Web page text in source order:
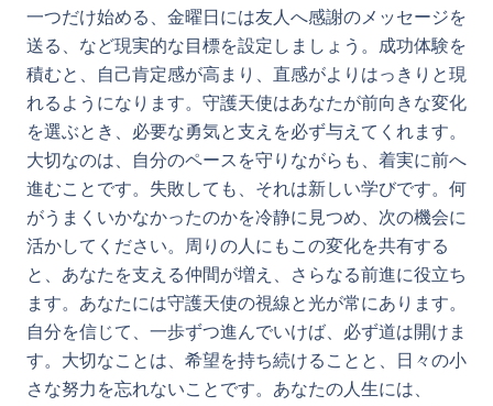
一つだけ始める、金曜日には友人へ感謝のメッセージを
送る、など現実的な目標を設定しましょう。成功体験を
積むと、自己肯定感が高まり、直感がよりはっきりと現
れるようになります。守護天使はあなたが前向きな変化
を選ぶとき、必要な勇気と支えを必ず与えてくれます。
大切なのは、自分のペースを守りながらも、着実に前へ
進むことです。失敗しても、それは新しい学びです。何
がうまくいかなかったのかを冷静に見つめ、次の機会に
活かしてください。周りの人にもこの変化を共有する
と、あなたを支える仲間が増え、さらなる前進に役立ち
ます。あなたには守護天使の視線と光が常にあります。
自分を信じて、一歩ずつ進んでいけば、必ず道は開けま
す。大切なことは、希望を持ち続けることと、日々の小
さな努力を忘れないことです。あなたの人生には、